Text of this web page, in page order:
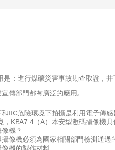
進行煤礦災害事故勘查取證，井
傳部門都有廣泛的應用。
危險環境下拍攝是利用電子傳感
，KBA7.4（A）本安型數碼攝像機
機？
機必須為國家相關部門檢測通過
機的製作材料。